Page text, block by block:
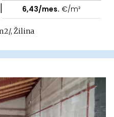
| 6,43/mes. €/m²
, Žilina